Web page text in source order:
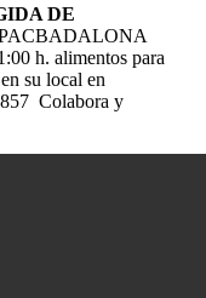
DE
h. alimentos para
su local en
Colabora y